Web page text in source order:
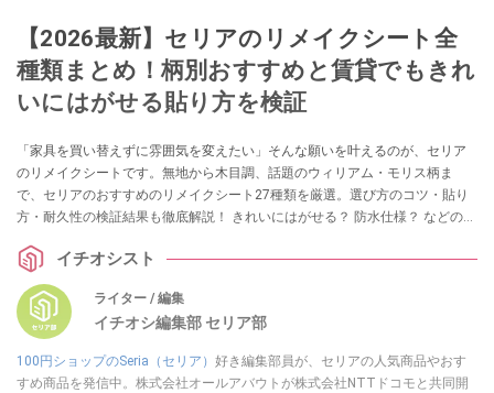
【2026最新】セリアのリメイクシート全
種類まとめ！柄別おすすめと賃貸でもきれ
いにはがせる貼り方を検証
「家具を買い替えずに雰囲気を変えたい」そんな願いを叶えるのが、セリア
のリメイクシートです。無地から木目調、話題のウィリアム・モリス柄ま
で、セリアのおすすめのリメイクシート27種類を厳選。選び方のコツ・貼り
方・耐久性の検証結果も徹底解説！ きれいにはがせる？ 防水仕様？ などの気
てくださいね。
イチオシスト
ライター / 編集
イチオシ編集部 セリア部
100円ショップのSeria（セリア） 好き編集部員が、セリアの人気商品やおす
すめ商品を発信中。株式会社オールアバウトが株式会社NTTドコモと共同開